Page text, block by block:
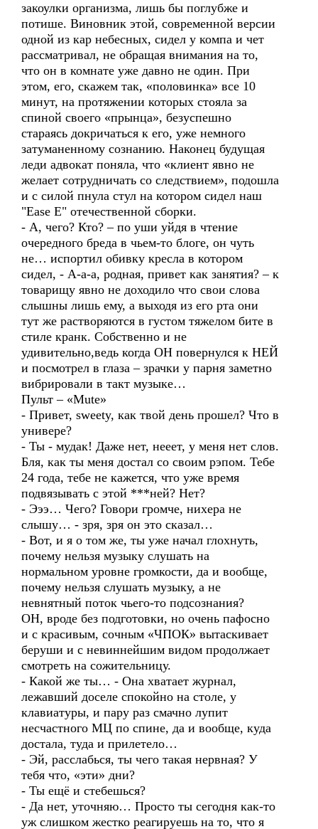
закоулки организма, лишь бы поглубже и
потише. Виновник этой, современной версии
одной из кар небесных, сидел у компа и чет
рассматривал, не обращая внимания на то,
что он в комнате уже давно не один. При
этом, его, скажем так, «половинка» все 10
минут, на протяжении которых стояла за
спиной своего «прынца», безуспешно
стараясь докричаться к его, уже немного
затуманенному сознанию. Наконец будущая
леди адвокат поняла, что «клиент явно не
желает сотрудничать со следствием», подошла
и с силой пнула стул на котором сидел наш
"Ease E" отечественной сборки.
- А, чего? Кто? – по уши уйдя в чтение
очередного бреда в чьем-то блоге, он чуть
не… испортил обивку кресла в котором
сидел, - А-а-а, родная, привет как занятия? – к
товарищу явно не доходило что свои слова
слышны лишь ему, а выходя из его рта они
тут же растворяются в густом тяжелом бите в
стиле кранк. Собственно и не
удивительно,ведь когда ОН повернулся к НЕЙ
и посмотрел в глаза – зрачки у парня заметно
вибрировали в такт музыке…
Пульт – «Mute»
- Привет, sweety, как твой день прошел? Что в
универе?
- Ты - мудак! Даже нет, нееет, у меня нет слов.
Бля, как ты меня достал со своим рэпом. Тебе
24 года, тебе не кажется, что уже время
подвязывать с этой ***ней? Нет?
- Эээ… Чего? Говори громче, нихера не
слышу… - зря, зря он это сказал…
- Вот, и я о том же, ты уже начал глохнуть,
почему нельзя музыку слушать на
нормальном уровне громкости, да и вообще,
почему нельзя слушать музыку, а не
невнятный поток чьего-то подсознания?
ОН, вроде без подготовки, но очень пафосно
и с красивым, сочным «ЧПОК» вытаскивает
беруши и с невиннейшим видом продолжает
смотреть на сожительницу.
- Какой же ты… - Она хватает журнал,
лежавший доселе спокойно на столе, у
клавиатуры, и пару раз смачно лупит
несчастного МЦ по спине, да и вообще, куда
достала, туда и прилетело…
- Эй, расслабься, ты чего такая нервная? У
тебя что, «эти» дни?
- Ты ещё и стебешься?
- Да нет, уточняю… Просто ты сегодня как-то
уж слишком жестко реагируешь на то, что я